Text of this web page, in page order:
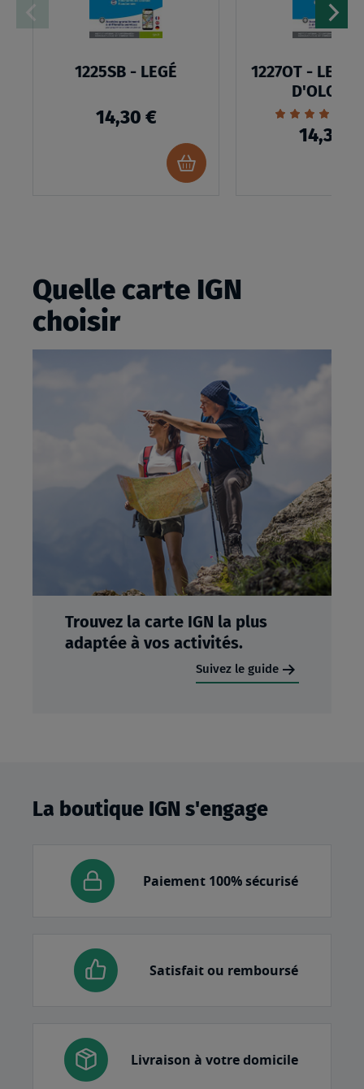
1225SB - LEGÉ
14,30 €
Ajouter
au
1227OT - LES
Évaluation:
14,30 €
Quelle carte IGN
choisir
Trouvez la carte IGN la plus
adaptée à vos activités.
Suivez le guide
La boutique IGN s'engage
Paiement 100% sécurisé
Satisfait ou remboursé
Livraison à votre domicile